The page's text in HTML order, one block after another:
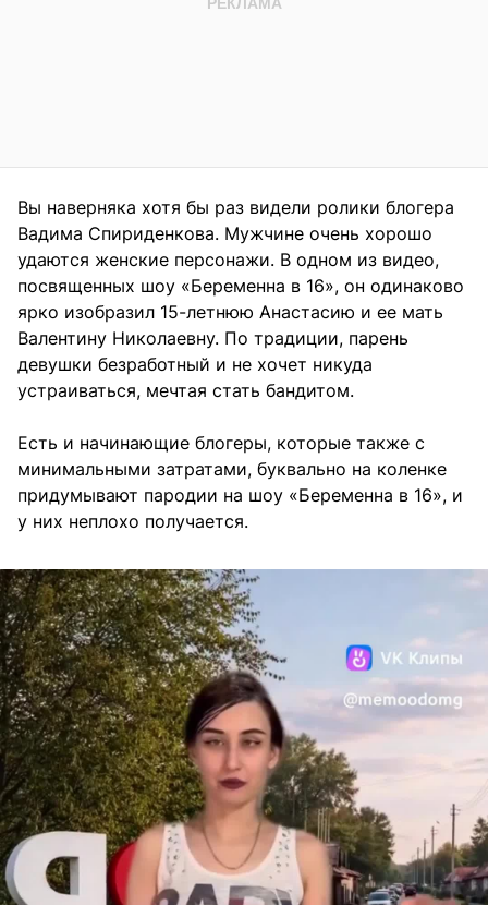
Вы наверняка хотя бы раз видели ролики блогера
Вадима Спириденкова. Мужчине очень хорошо
удаются женские персонажи. В одном из видео,
посвященных шоу «Беременна в 16», он одинаково
ярко изобразил 15-летнюю Анастасию и ее мать
Валентину Николаевну. По традиции, парень
девушки безработный и не хочет никуда
устраиваться, мечтая стать бандитом.
Есть и начинающие блогеры, которые также с
минимальными затратами, буквально на коленке
придумывают пародии на шоу «Беременна в 16», и
у них неплохо получается.